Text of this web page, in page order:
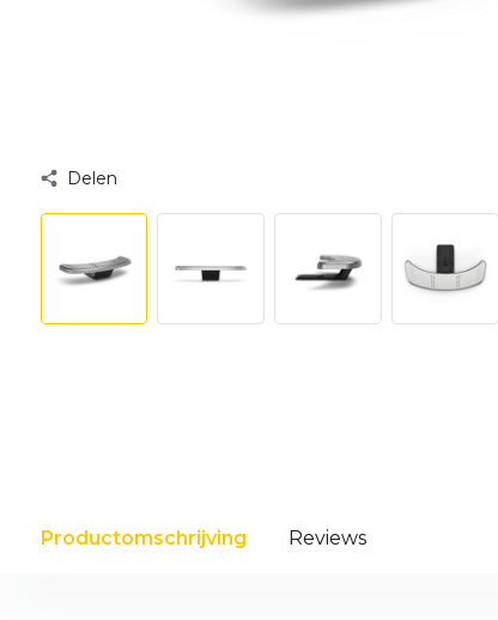
Delen
Productomschrijving Reviews